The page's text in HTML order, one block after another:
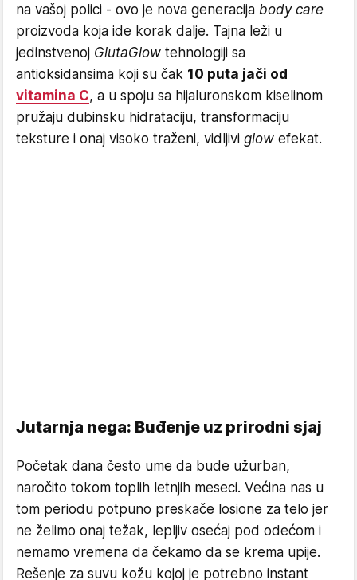
na vašoj polici - ovo je nova generacija body care
proizvoda koja ide korak dalje. Tajna leži u
jedinstvenoj GlutaGlow tehnologiji sa
antioksidansima koji su čak 10 puta jači od
vitamina C, a u spoju sa hijaluronskom kiselinom
pružaju dubinsku hidrataciju, transformaciju
teksture i onaj visoko traženi, vidljivi glow efekat.
Jutarnja nega: Buđenje uz prirodni sjaj
Početak dana često ume da bude užurban,
naročito tokom toplih letnjih meseci. Većina nas u
tom periodu potpuno preskače losione za telo jer
ne želimo onaj težak, lepljiv osećaj pod odećom i
nemamo vremena da čekamo da se krema upije.
Rešenje za suvu kožu kojoj je potrebno instant